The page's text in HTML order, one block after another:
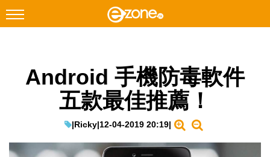
Facebook Instagram
遊戲動漫
Android 手機防毒軟件
五款最佳推薦！
|Ricky|12-04-2019 20:19|